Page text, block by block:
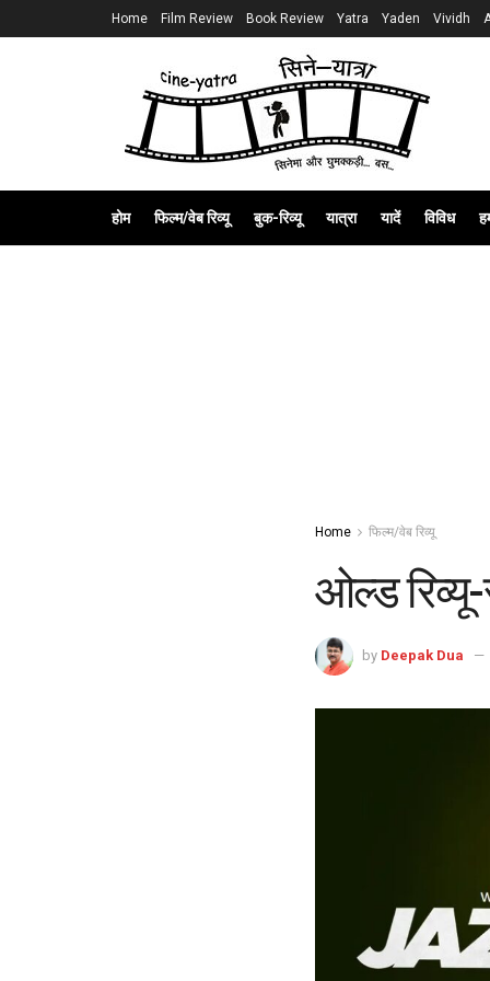
Home Film Review Book Review Yatra Yaden Vividh
होम फिल्म/वेब रिव्यू बुक-रिव्यू यात्रा यादें विविध
Home फिल्म/वेब रिव्यू
ओल्ड रिव्यू-
by Deepak Dua